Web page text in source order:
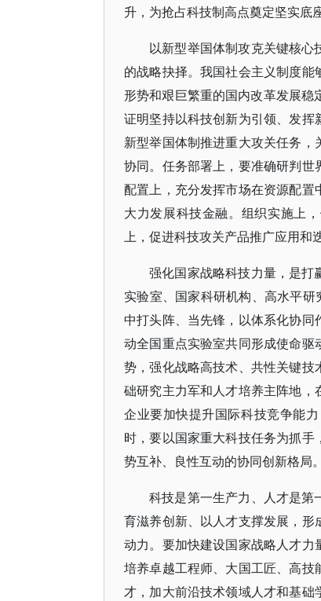
升，为抢占科技制高点奠定坚实底座
以新型举国体制攻克关键核
的战略抉择。我国社会主义制度
形势和艰巨繁重的国内改革发展
证明坚持以科技创新为引领、发
新型举国体制推进重大攻关任务
协同。任务部署上，要准确研判
配置上，充分发挥市场在资源配置
大力发展科技金融。组织实施上
上，促进科技攻关产品推广应用和
强化国家战略科技力量，是打
实验室、国家科研机构、高水平
中打头阵、当先锋，以体系化协
动全国重点实验室共同形成使命
势，强化战略高技术、共性关键
础研究主力军和人才培养主阵地
企业要加快提升国际科技竞争能
时，要以国家重大科技任务为抓
势互补、良性互动的协同创新格局。
科技是第一生产力、人才是第
育滋养创新、以人才支撑发展，
动力。要加快建设国家战略人才
培养卓越工程师、大国工匠、高
才，加大前沿技术领域人才和基